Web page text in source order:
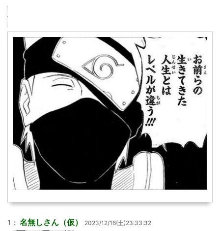
1： 名無しさん（仮） 2023/12/16(土)23:33:32